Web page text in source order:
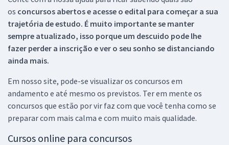
os concursos abertos e acesse o edital para começar a sua
trajetória de estudo. É muito importante se manter
sempre atualizado, isso porque um descuido pode lhe
fazer perder a inscrição e ver o seu sonho se distanciando
ainda mais.
Em nosso site, pode-se visualizar os concursos em
andamento e até mesmo os previstos. Ter em mente os
concursos que estão por vir faz com que você tenha como se
preparar com mais calma e com muito mais qualidade.
Cursos online para concursos